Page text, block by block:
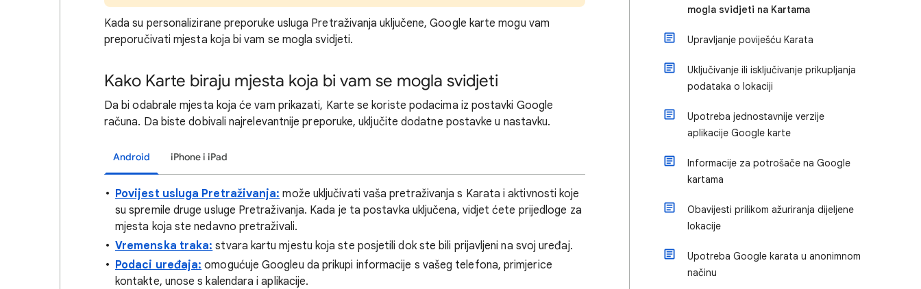
Kada su personalizirane preporuke usluga Pretraživanja uključene, Google karte mogu vam
preporučivati mjesta koja bi vam se mogla svidjeti.
Kako Karte biraju mjesta koja bi vam se mogla svidjeti
Da bi odabrale mjesta koja će vam prikazati, Karte se koriste podacima iz postavki Google
računa. Da biste dobivali najrelevantnije preporuke, uključite dodatne postavke u nastavku.
Android iPhone i iPad
Povijest usluga Pretraživanja: može uključivati vaša pretraživanja s Karata i aktivnosti koje
su spremile druge usluge Pretraživanja. Kada je ta postavka uključena, vidjet ćete prijedloge za
mjesta koja ste nedavno pretraživali.
Vremenska traka: stvara kartu mjestu koja ste posjetili dok ste bili prijavljeni na svoj uređaj.
Podaci uređaja: omogućuje Googleu da prikupi informacije s vašeg telefona, primjerice
kontakte, unose s kalendara i aplikacije.
mogla svidjeti na Kartama
Upravljanje poviješću Karata
Uključivanje ili isključivanje prikupljanja
podataka o lokaciji
Upotreba jednostavnije verzije
aplikacije Google karte
Informacije za potrošače na Google
kartama
Obavijesti prilikom ažuriranja dijeljene
lokacije
Upotreba Google karata u anonimnom
načinu